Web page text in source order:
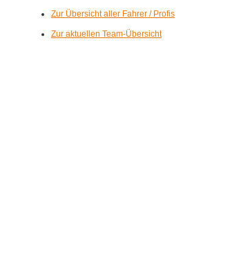
Zur Übersicht aller Fahrer / Profis
Zur aktuellen Team-Übersicht